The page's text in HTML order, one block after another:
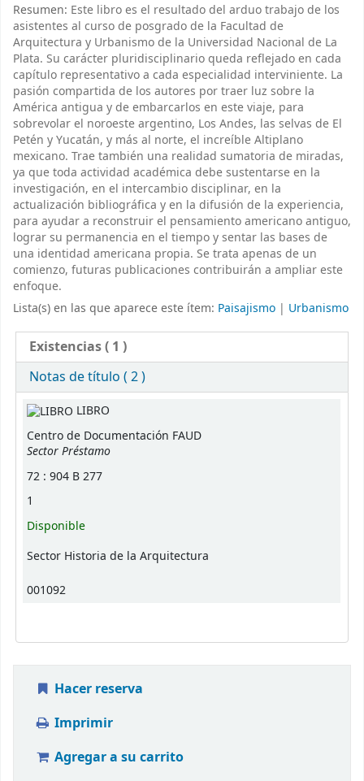
Resumen: Este libro es el resultado del arduo trabajo de los
asistentes al curso de posgrado de la Facultad de
Arquitectura y Urbanismo de la Universidad Nacional de La
Plata. Su carácter pluridisciplinario queda reflejado en cada
capítulo representativo a cada especialidad interviniente. La
pasión compartida de los autores por traer luz sobre la
América antigua y de embarcarlos en este viaje, para
sobrevolar el noroeste argentino, Los Andes, las selvas de El
Petén y Yucatán, y más al norte, el increíble Altiplano
mexicano. Trae también una realidad sumatoria de miradas,
ya que toda actividad académica debe sustentarse en la
investigación, en el intercambio disciplinar, en la
actualización bibliográfica y en la difusión de la experiencia,
para ayudar a reconstruir el pensamiento americano antiguo,
lograr su permanencia en el tiempo y sentar las bases de
una identidad americana propia. Se trata apenas de un
comienzo, futuras publicaciones contribuirán a ampliar este
enfoque.
Lista(s) en las que aparece este ítem: Paisajismo | Urbanismo
Existencias( 1 )
Notas de título ( 2 )
ExistenciasLIBRO
Centro de Documentación FAUD
Sector Préstamo
72 : 904 B 277
1
Disponible
Sector Historia de la Arquitectura
001092
Hacer reserva
Imprimir
Agregar a su carrito